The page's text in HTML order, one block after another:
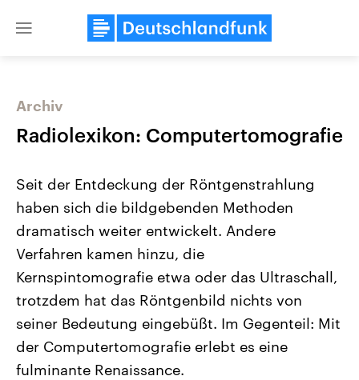
Close
USA
Aktuelle Beiträge, Analysen und
Hintergründe
Wirtschaftlich und militärisch
gehören die Vereinigten Staaten zu
den mächtigsten Ländern der Erde,
mit großem Einfluss auf das
aktuelle Weltgeschehen.
Nahostkonflikt
Aktuelle Lage und
Der Überfall der
Terrororganisation Hamas
Oktober 2023 auf Israel
Region wieder die Gewalt
Israel möchte die Hamas
Archiv
Radiolexikon: Computertomografie
Seit der Entdeckung der Röntgenstrahlung
haben sich die bildgebenden Methoden
dramatisch weiter entwickelt. Andere
Verfahren kamen hinzu, die
Kernspintomografie etwa oder das Ultraschall,
trotzdem hat das Röntgenbild nichts von
seiner Bedeutung eingebüßt. Im Gegenteil: Mit
der Computertomografie erlebt es eine
fulminante Renaissance.